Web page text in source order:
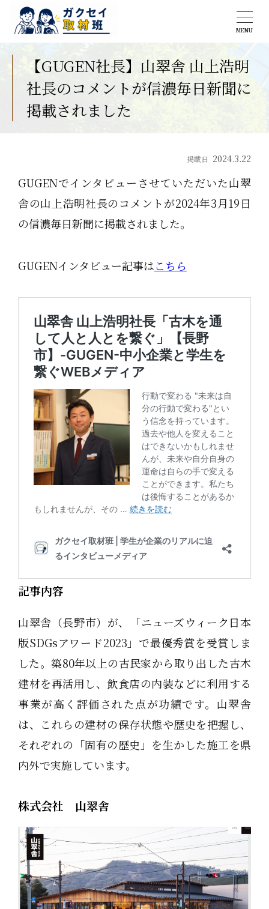
MENU
【GUGEN社長】山翠舎 山上浩明
社長のコメントが信濃毎日新聞に
掲載されました
掲載日 2024.3.22
GUGENでインタビューさせていただいた山翠
舎の山上浩明社長のコメントが2024年3月19日
の信濃毎日新聞に掲載されました。
GUGENインタビュー記事はこちら
記事内容
山翠舎（長野市）が、「ニューズウィーク日本
版SDGsアワード2023」で最優秀賞を受賞しま
した。築80年以上の古民家から取り出した古木
建材を再活用し、飲食店の内装などに利用する
事業が高く評価された点が功績です。山翠舎
は、これらの建材の保存状態や歴史を把握し、
それぞれの「固有の歴史」を生かした施工を県
内外で実施しています。
株式会社 山翠舎